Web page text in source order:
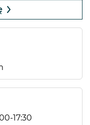
17:30